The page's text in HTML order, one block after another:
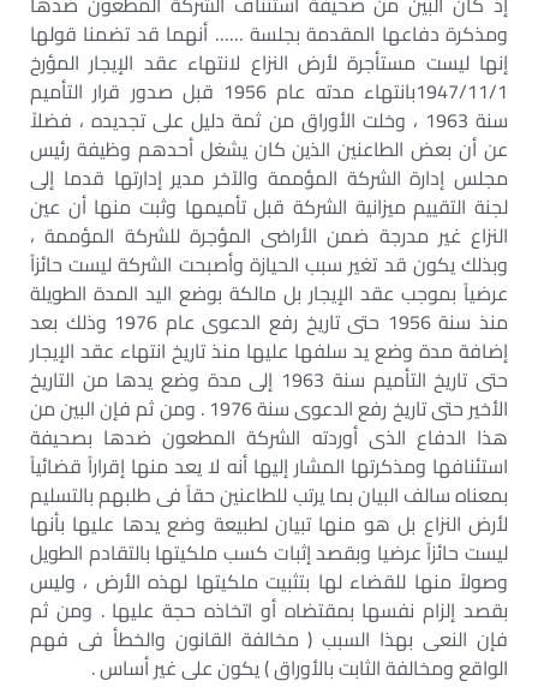
ومذكرة دفاعها المقدمة بجلسة …… أنهما قد تضمنا قولها
إنها ليست مستأجرة لأرض النزاع لانتهاء عقد الإيجار المؤرخ
1947/11/1بانتهاء مدته عام 1956 قبل صدور قرار التأميم
سنة 1963 ، وخلت الأوراق من ثمة دليل على تجديده ، فضلاً
عن أن بعض الطاعنين الذين كان يشغل أحدهم وظيفة رئيس
مجلس إدارة الشركة المؤممة والآخر مدير إدارتها قدما إلى
لجنة التقييم ميزانية الشركة قبل تأميمها وثبت منها أن عين
النزاع غير مدرجة ضمن الأراضى المؤجرة للشركة المؤممة ،
وبذلك يكون قد تغير سبب الحيازة وأصبحت الشركة ليست حائزاً
عرضياً بموجب عقد الإيجار بل مالكة بوضع اليد المدة الطويلة
منذ سنة 1956 حتى تاريخ رفع الدعوى عام 1976 وذلك بعد
إضافة مدة وضع يد سلفها عليها منذ تاريخ انتهاء عقد الإيجار
حتى تاريخ التأميم سنة 1963 إلى مدة وضع يدها من التاريخ
الأخير حتى تاريخ رفع الدعوى سنة 1976 . ومن ثم فإن البين من
هذا الدفاع الذى أوردته الشركة المطعون ضدها بصحيفة
استئنافها ومذكرتها المشار إليها أنه لا يعد منها إقراراً قضائياً
بمعناه سالف البيان بما يرتب للطاعنين حقاً فى طلبهم بالتسليم
لأرض النزاع بل هو منها تبيان لطبيعة وضع يدها عليها بأنها
ليست حائزاً عرضيا وبقصد إثبات كسب ملكيتها بالتقادم الطويل
وصولاً منها للقضاء لها بتثبيت ملكيتها لهذه الأرض ، وليس
بقصد إلزام نفسها بمقتضاه أو اتخاذه حجة عليها . ومن ثم
فإن النعى بهذا السبب ( مخالفة القانون والخطأ فى فهم
الواقع ومخالفة الثابت بالأوراق ) يكون على غير أساس .